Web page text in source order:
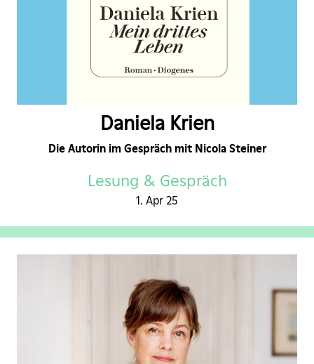
Daniela Krien
Die Autorin im Gespräch mit Nicola Steiner
Lesung & Gespräch
1. Apr 25